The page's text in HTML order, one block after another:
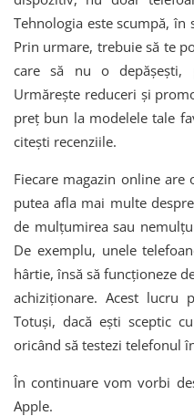
Tehnologia este scumpă, în
Prin urmare, trebuie să te
care să nu o depășești,
Urmărește reduceri și
preț bun la modelele tale
citești recenziile.
Fiecare magazin online are
putea afla mai multe
de mulțumirea sau
De exemplu, unele
hârtie, însă să funcționeze
achiziționare. Acest lucru
Totuși, dacă ești sceptic
oricând să testezi telefonul
În continuare vom vorbi
Apple.